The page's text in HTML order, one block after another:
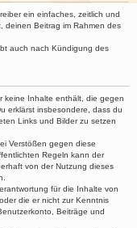
ein einfaches, zeitlich und
deinen Beitrag im Rahmen des
auch nach Kündigung des
keine Inhalte enthält, die gegen
erklärst insbesondere, dass du
Links und Bilder zu setzen
Verstößen gegen diese
Regeln kann der
von der Nutzung dieses
für die Inhalte von
die er nicht zur Kenntnis
Beiträge und